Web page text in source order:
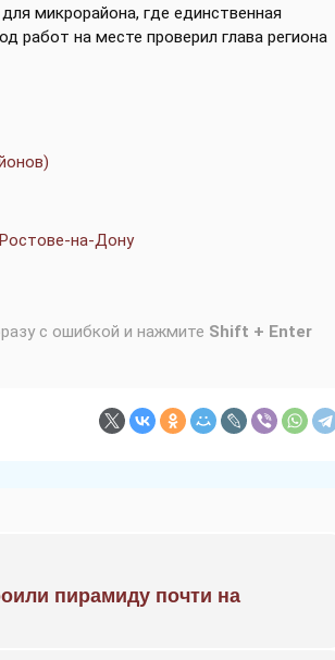
микрорайона, где единственная
работ на месте проверил глава региона
на-Дону
с ошибкой и нажмите Shift + Enter
пирамиду почти на